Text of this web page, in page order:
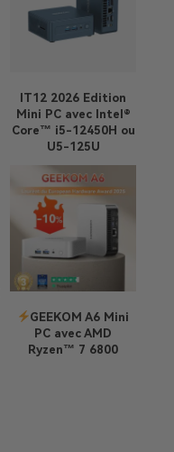
IT12 2026 Edition
Mini PC avec Intel®
Core™ i5-12450H ou
U5-125U
GEEKOM A6 Mini
PC avec AMD
Ryzen™ 7 6800